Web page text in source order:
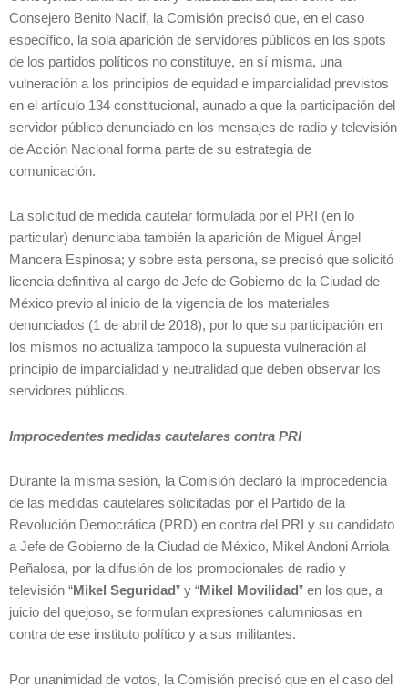
Consejero Benito Nacif, la Comisión precisó que, en el caso
específico, la sola aparición de servidores públicos en los spots
de los partidos políticos no constituye, en sí misma, una
vulneración a los principios de equidad e imparcialidad previstos
en el artículo 134 constitucional, aunado a que la participación del
servidor público denunciado en los mensajes de radio y televisión
de Acción Nacional forma parte de su estrategia de
comunicación.
La solicitud de medida cautelar formulada por el PRI (en lo
particular) denunciaba también la aparición de Miguel Ángel
Mancera Espinosa; y sobre esta persona, se precisó que solicitó
licencia definitiva al cargo de Jefe de Gobierno de la Ciudad de
México previo al inicio de la vigencia de los materiales
denunciados (1 de abril de 2018), por lo que su participación en
los mismos no actualiza tampoco la supuesta vulneración al
principio de imparcialidad y neutralidad que deben observar los
servidores públicos.
Improcedentes medidas cautelares contra PRI
Durante la misma sesión, la Comisión declaró la improcedencia
de las medidas cautelares solicitadas por el Partido de la
Revolución Democrática (PRD) en contra del PRI y su candidato
a Jefe de Gobierno de la Ciudad de México, Mikel Andoni Arriola
Peñalosa, por la difusión de los promocionales de radio y
televisión “Mikel Seguridad” y “Mikel Movilidad” en los que, a
juicio del quejoso, se formulan expresiones calumniosas en
contra de ese instituto político y a sus militantes.
Por unanimidad de votos, la Comisión precisó que en el caso del